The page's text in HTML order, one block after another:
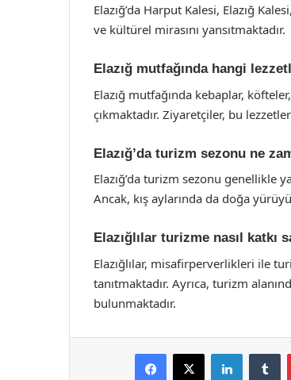
Elazığ’da Harput Kalesi, Elazığ
ve kültürel mirasını yansıtmaktadır.
Elazığ mutfağında hangi
Elazığ mutfağında kebaplar,
çıkmaktadır. Ziyaretçiler, bu
Elazığ’da turizm sezonu ne
Elazığ’da turizm sezonu genellikle
Ancak, kış aylarında da doğa
Elazığlılar turizme nasıl katkı
Elazığlılar, misafirperverlikleri ile
tanıtmaktadır. Ayrıca, turizm
bulunmaktadır.
Facebook
X LinkedIn